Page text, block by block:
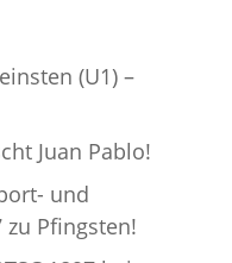
(U1) –
Juan Pablo!
und
zu Pfingsten!